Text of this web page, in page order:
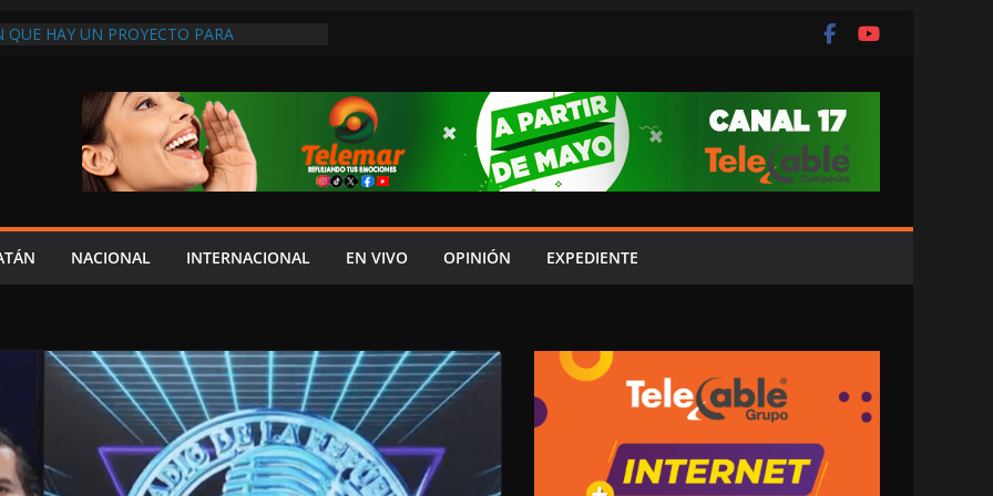
QUE HAY UN PROYECTO PARA
AUTORIZACIÓN MÉDICA PARA FIJAR
RESPONSABLE DEL ACCIDENTE
JAGUAR: 07 DE AGOSTO DE 2026
ATENDER INSEGURIDAD, FORTALECER LA
NO PAGA A PROVEEDORES, PEMEX LA
NACIONAL INTERNACIONAL EN VIVO OPINIÓN EXPEDIENTE